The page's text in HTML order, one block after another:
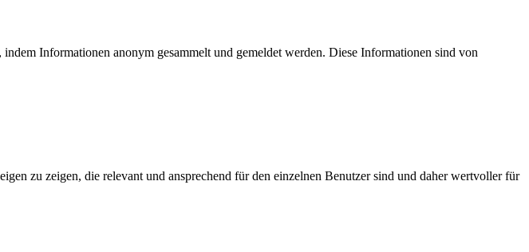
Informationen anonym gesammelt und gemeldet werden. Diese Informationen sind von
zu zeigen, die relevant und ansprechend für den einzelnen Benutzer sind und daher wertvoller für